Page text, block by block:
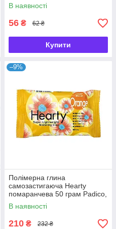
В наявності
56 ₴ 62 ₴
Купити
–9%
Полімерна глина
самозастигаюча Hearty
помаранчева 50 грам Padico,
1513257
В наявності
210 ₴ 232 ₴